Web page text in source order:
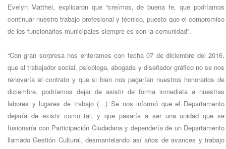
Evelyn Matthei, explicaron que “creímos, de buena fe, que podríamos
continuar nuestro trabajo profesional y técnico, puesto que el compromiso
de los funcionarios municipales siempre es con la comunidad”.
“Con gran sorpresa nos enteramos con fecha 07 de diciembre del 2016,
que al trabajador social, psicóloga, abogada y diseñador gráfico no se nos
renovaría el contrato y que si bien nos pagarían nuestros honorarios de
diciembre, podríamos dejar de asistir de forma inmediata a nuestras
labores y lugares de trabajo (…) Se nos informó que el Departamento
dejaría de existir como tal, y que pasaría a ser una unidad que se
fusionaría con Participación Ciudadana y dependería de un Departamento
llamado Gestión Cultural, desmantelando así años de avances y trabajo